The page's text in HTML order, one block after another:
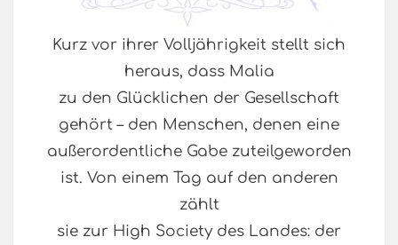
Kurz vor ihrer Volljährigkeit stellt sich
heraus, dass Malia
zu den Glücklichen der Gesellschaft
gehört – den Menschen, denen eine
außerordentliche Gabe zuteilgeworden
ist. Von einem Tag auf den anderen
zählt
sie zur High Society des Landes: der